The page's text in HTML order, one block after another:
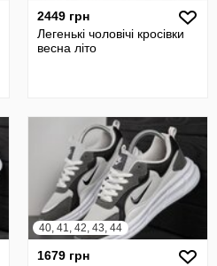
2449 грн
Легенькі чоловічі кросівки
весна літо
40, 41, 42, 43, 44
1679 грн